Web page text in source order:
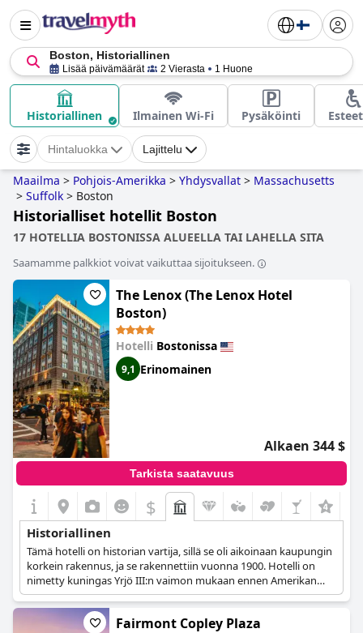
Boston, Historiallinen
Lisää päivämäärät 2 Vierasta 1 Huone
Historiallinen Ilmainen Wi-Fi Pysäköinti
Hintaluokka Lajittelu
Maailma > Pohjois-Amerikka > Yhdysvallat > Massachusetts
> Suffolk > Boston
Historialliset hotellit Boston
17 HOTELLIA BOSTONISSA ALUEELLA TAI LAHELLA SITA
Saamamme palkkiot voivat vaikuttaa sijoitukseen.
The Lenox (The Lenox Hotel
Boston)
Hotelli Bostonissa
9,1 Erinomainen
Alkaen 344 $
Tarkista saatavuus
$
Historiallinen
Tämä hotelli on historian vartija, sillä se oli aikoinaan kaupungin
korkein rakennus, ja se rakennettiin vuonna 1900. Hotelli on
nimetty kuningas Yrjö III:n vaimon mukaan ennen Amerikan
vallankumousta, ja se tarjoaa vieraille upean kokemuksen
Amerikan historiasta.
Fairmont Copley Plaza